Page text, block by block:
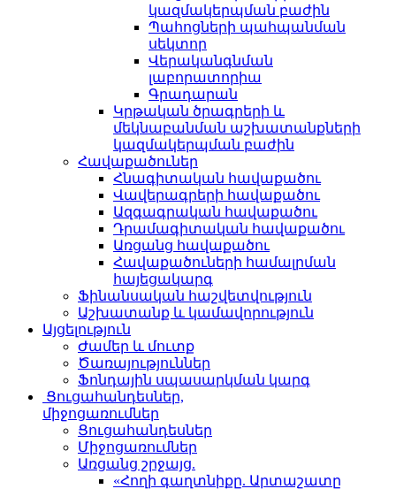
կազմակերպման բաժին
Պահոցների պահպանման
սեկտոր
Վերականգնման
լաբորատորիա
Գրադարան
Կրթական ծրագրերի և
մեկնաբանման աշխատանքների
կազմակերպման բաժին
Հավաքածուներ
Հնագիտական հավաքածու
Վավերագրերի հավաքածու
Ազգագրական հավաքածու
Դրամագիտական հավաքածու
Առցանց հավաքածու
Հավաքածուների համալրման
հայեցակարգ
Ֆինանսական հաշվետվություն
Աշխատանք և կամավորություն
Այցելություն
Ժամեր և մուտք
Ծառայություններ
Ֆոնդային սպասարկման կարգ
Ցուցահանդեսներ,
միջոցառումներ
Ցուցահանդեսներ
Միջոցառումներ
Առցանց շրջայց.
«Հողի գաղտնիքը. Արտաշատը